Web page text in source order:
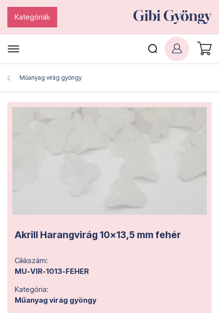
Kategóriák
Műanyag virág gyöngy
Akrill Harangvirág 10x13,5 mm fehér
Cikkszám:
MU-VIR-1013-FEHER
Kategória:
Műanyag virág gyöngy